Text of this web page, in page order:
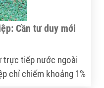
Cần tư duy mới
trực tiếp nước ngoài
chỉ chiếm khoảng 1%